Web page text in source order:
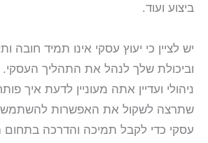
ביצוע ועוד.
יש לציין כי יעוץ עסקי אינו תמיד חובה
וביכולת שלך לנהל את התהליך
ניהולי ועדיין אתה מעוניין לדעת איך
שתרצה לשקול את האפשרות להשתמש
עסקי כדי לקבל תמיכה והדרכה בתחום